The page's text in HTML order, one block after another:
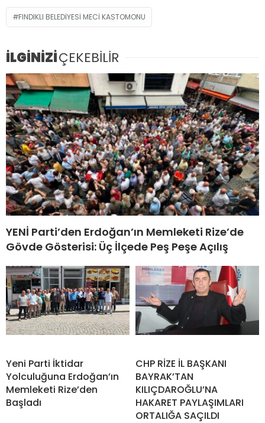
FINDIKLI BELEDİYESİ MECİ KASTOMONU
İLGİNİZİÇEKEBİLİR
YENİ Parti’den Erdoğan’ın Memleketi Rize’de
Gövde Gösterisi: Üç İlçede Peş Peşe Açılış
Yeni Parti İktidar
Yolculuğuna Erdoğan’ın
Memleketi Rize’den
Başladı
CHP RİZE İL BAŞKANI
BAYRAK’TAN
KILIÇDAROĞLU’NA
HAKARET PAYLAŞIMLARI
ORTALIĞA SAÇILDI